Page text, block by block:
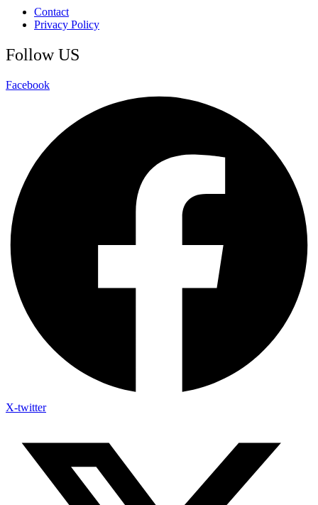
Contact
Privacy Policy
Follow US
Facebook
X-twitter